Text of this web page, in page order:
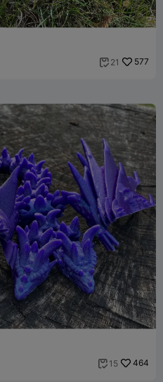
 21 577
 15 464